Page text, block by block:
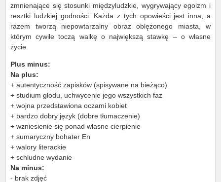
zmnienające się stosunki międzyludzkie, wygrywający egoizm i
resztki ludzkiej godności. Każda z tych opowieści jest inna, a
razem tworzą niepowtarzalny obraz oblężonego miasta, w
którym cywile toczą walkę o największą stawkę – o własne
życie.
Plus minus:
Na plus:
+ autentyczność zapisków (spisywane na bieżąco)
+ studium głodu, uchwycenie jego wszystkich faz
+ wojna przedstawiona oczami kobiet
+ bardzo dobry język (dobre tłumaczenie)
+ wzniesienie się ponad własne cierpienie
+ sumaryczny bohater En
+ walory literackie
+ schludne wydanie
Na minus:
- brak zdjęć